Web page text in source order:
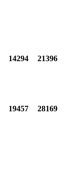
14294 21396
19457 28169